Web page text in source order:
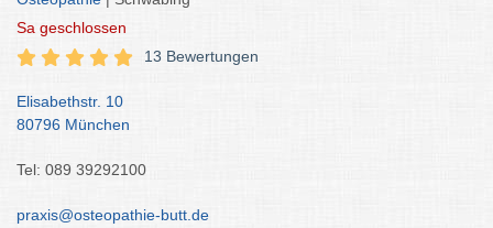
Sa geschlossen
13 Bewertungen
Elisabethstr. 10
80796 München
Tel: 089 39292100
praxis@osteopathie-butt.de